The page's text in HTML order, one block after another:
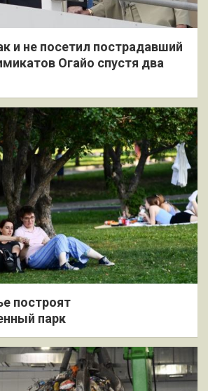
и не посетил пострадавший
Огайо спустя два
построят
парк